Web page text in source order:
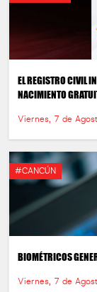
EL REGISTRO CIVIL
NACIMIENTO
Viernes, 7 de
#CANCÚN
BIOMÉTRICOS
Viernes, 7 de